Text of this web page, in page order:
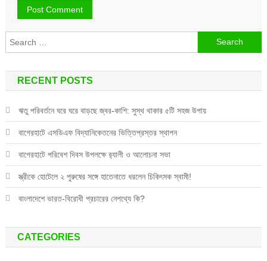
Search
for:
RECENT POSTS
ঋতু পরিবর্তনে ঘরে ঘরে বাড়ছে জ্বর-কাশি: সুস্থ থাকার ৫টি সহজ উপায়
বাগেরহাটে এসডিএফ বিদ্যানিকেতনের ভিত্তিপ্রস্তর স্থাপন
বাগেরহাটে পরিবেশ দিবস উপলক্ষে র‌্যালী ও আলোচনা সভা
স্ত্রীকে হোটেলে ২ পুরুষের সঙ্গে হাতেনাতে ধরলেন চিকিৎসক স্বামী!
বাংলাদেশে ভারত-বিরোধী প্রচারের নেপথ্যে কি?
CATEGORIES